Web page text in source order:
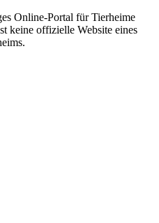
Online-Portal für Tierheime
keine offizielle Website eines